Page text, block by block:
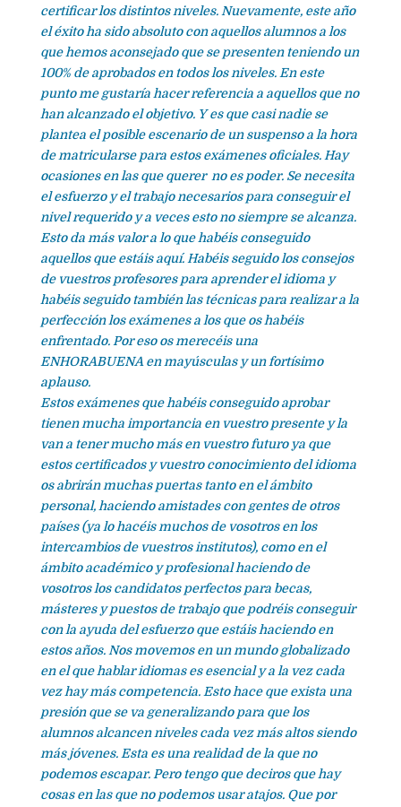
certificar los distintos niveles. Nuevamente, este año
el éxito ha sido absoluto con aquellos alumnos a los
que hemos aconsejado que se presenten teniendo un
100% de aprobados en todos los niveles. En este
punto me gustaría hacer referencia a aquellos que no
han alcanzado el objetivo. Y es que casi nadie se
plantea el posible escenario de un suspenso a la hora
de matricularse para estos exámenes oficiales. Hay
ocasiones en las que querer no es poder. Se necesita
el esfuerzo y el trabajo necesarios para conseguir el
nivel requerido y a veces esto no siempre se alcanza.
Esto da más valor a lo que habéis conseguido
aquellos que estáis aquí. Habéis seguido los consejos
de vuestros profesores para aprender el idioma y
habéis seguido también las técnicas para realizar a la
perfección los exámenes a los que os habéis
enfrentado. Por eso os merecéis una
ENHORABUENA en mayúsculas y un fortísimo
aplauso.
Estos exámenes que habéis conseguido aprobar
tienen mucha importancia en vuestro presente y la
van a tener mucho más en vuestro futuro ya que
estos certificados y vuestro conocimiento del idioma
os abrirán muchas puertas tanto en el ámbito
personal, haciendo amistades con gentes de otros
países (ya lo hacéis muchos de vosotros en los
intercambios de vuestros institutos), como en el
ámbito académico y profesional haciendo de
vosotros los candidatos perfectos para becas,
másteres y puestos de trabajo que podréis conseguir
con la ayuda del esfuerzo que estáis haciendo en
estos años. Nos movemos en un mundo globalizado
en el que hablar idiomas es esencial y a la vez cada
vez hay más competencia. Esto hace que exista una
presión que se va generalizando para que los
alumnos alcancen niveles cada vez más altos siendo
más jóvenes. Esta es una realidad de la que no
podemos escapar. Pero tengo que deciros que hay
cosas en las que no podemos usar atajos. Que por